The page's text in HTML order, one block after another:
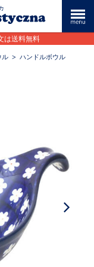
は送料無料
ル > ハンドルボウル